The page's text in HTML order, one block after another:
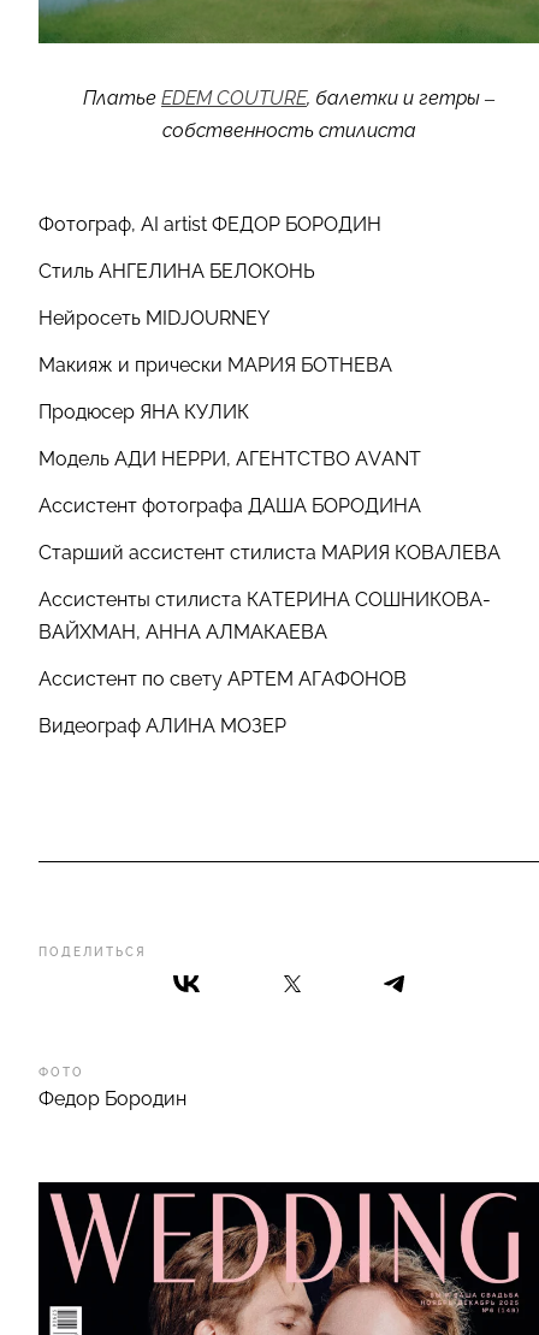
ПОДЕЛИТЬСЯ
ФОТО
Федор Бородин
Платье EDEM COUTURE, балетки и гетры –
собственность стилиста
Фотограф, AI artist ФЕДОР БОРОДИН
Стиль АНГЕЛИНА БЕЛОКОНЬ
Нейросеть MIDJOURNEY
Макияж и прически МАРИЯ БОТНЕВА
Продюсер ЯНА КУЛИК
Модель АДИ НЕРРИ, АГЕНТСТВО AVANT
Ассистент фотографа ДАША БОРОДИНА
Старший ассистент стилиста МАРИЯ КОВАЛЕВА
Ассистенты стилиста КАТЕРИНА СОШНИКОВА-
ВАЙХМАН, АННА АЛМАКАЕВА
Ассистент по свету АРТЕМ АГАФОНОВ
Видеограф АЛИНА МОЗЕР